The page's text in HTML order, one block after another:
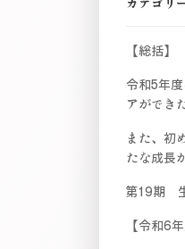
【総括】
令和5年
アができ
また、初
たな成長
第19期
【令和6